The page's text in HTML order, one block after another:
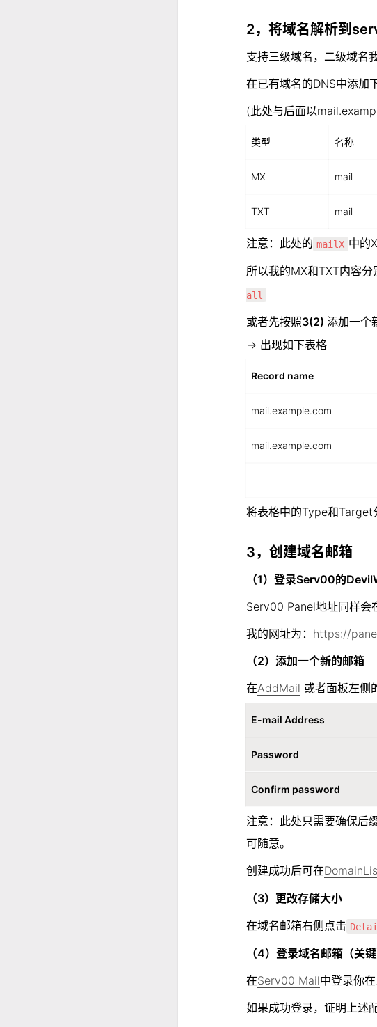
2，将域名解析到
支持三级域名，二级域名
在已有域名的DNS中添加
(此处与后面以
类型 名称
MX mail
TXT mail
注意：此处的 mailX 中的
所以我的MX和TXT内容分
all
或者先按照3(2) 添加一个
→ 出现如下表格
Record name
mail.example.com
mail.example.com
将表格中的Type和Target
3，创建域名邮箱
（1）登录Serv00的
Serv00 Panel地址同样会
我的网址为： https://
（2）添加一个新的邮箱
在AddMail 或者面板左侧
E-mail Address
Password
Confirm password
注意：此处只需要确保后
可随意。
创建成功后可在
（3）更改存储大小
在域名邮箱右侧点击
（4）登录域名邮箱（关键
在Serv00 Mail中登录你
如果成功登录，证明上述